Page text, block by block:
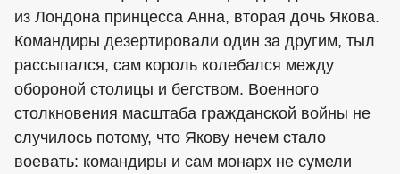
из Лондона принцесса Анна, вторая дочь Якова.
Командиры дезертировали один за другим, тыл
рассыпался, сам король колебался между
обороной столицы и бегством. Военного
столкновения масштаба гражданской войны не
случилось потому, что Якову нечем стало
воевать: командиры и сам монарх не сумели